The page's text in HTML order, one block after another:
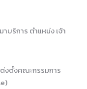
บริการ ตำแหน่ง เจ้า
งตั้งคณะกรรมการ